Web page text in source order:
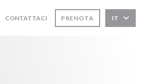
((APRE UNA NUOVA FINESTRA))
CONTATTACI PRENOTA IT